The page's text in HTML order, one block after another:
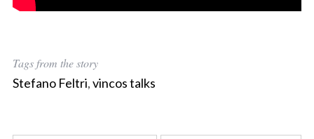
Tags from the story
Stefano Feltri,vincos talks